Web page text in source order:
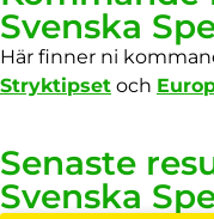
Svenska
Här finner ni
Stryktipset och
Senaste
Svenska